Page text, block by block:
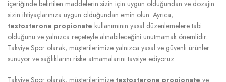
içeriğinde belirtilen maddelerin sizin için uygun olduğundan ve dozajın
sizin ihtiyaçlarınıza uygun olduğundan emin olun. Ayrıca,
testosterone propionate kullanımının yasal düzenlemelere tabi
olduğunu ve yalnızca reçeteyle alınabileceğini unutmamak önemlidir.
Takviye Spor olarak, müşterilerimize yalnızca yasal ve güvenli ürünler
sunuyor ve sağlıklarını riske atmamalarını tavsiye ediyoruz.
Takviye Spor olarak, müşterilerimize testosterone propionate ve